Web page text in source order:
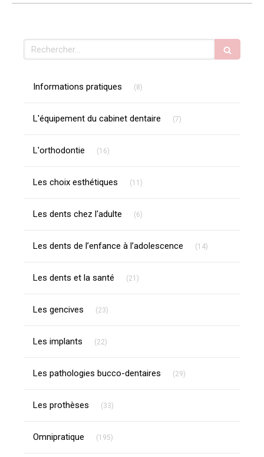
Rechercher
Informations pratiques (8)
L'équipement du cabinet dentaire (7)
L'orthodontie (16)
Les choix esthétiques (11)
Les dents chez l'adulte (6)
Les dents de l’enfance à l’adolescence (14)
Les dents et la santé (21)
Les gencives (23)
Les implants (22)
Les pathologies bucco-dentaires (29)
Les prothèses (33)
Omnipratique (195)